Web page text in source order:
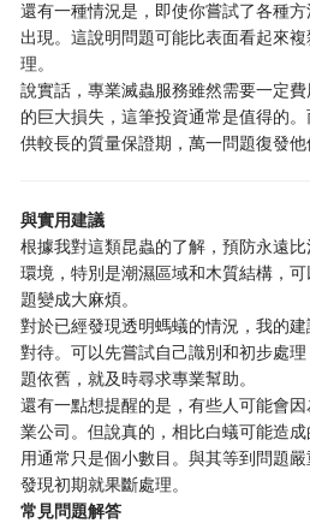
還有一種情況是，即使你嘗試了各種
出現。這說明問題可能比表面看起來
理。
說實話，專業滅蟲服務雖然需要一定
的巨大損失，這筆投資通常是值得的
供較長的質量保證期，萬一問題復發他
與實用建議
根據我對這類昆蟲的了解，預防永遠
環境，特別是潮濕區域和木質結構，
題變成大麻煩。
對於已經發現透明螞蟻的情況，我的
對待。可以先嘗試自己識別和初步處
題依舊，就及時尋求專業幫助。
還有一點想提醒的是，有些人可能會
業公司。但說真的，相比白蟻可能造
用通常只是個小數目。與其等到問題
發現初期就果斷處理。
常見問題解答